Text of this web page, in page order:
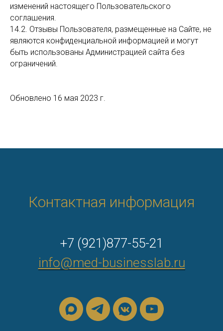
изменений настоящего Пользовательского
соглашения.
14.2. Отзывы Пользователя, размещенные на Сайте, не
являются конфиденциальной информацией и могут
быть использованы Администрацией сайта без
ограничений.
Обновлено 16 мая 2023 г.
Контактная информация
+7 (921)877-55-21
info@med-businesslab.ru